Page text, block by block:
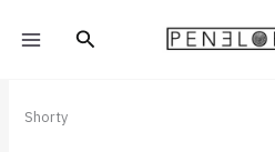
Rechercher
Shorty